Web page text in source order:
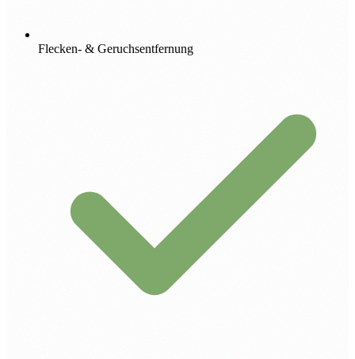
Flecken- & Geruchsentfernung